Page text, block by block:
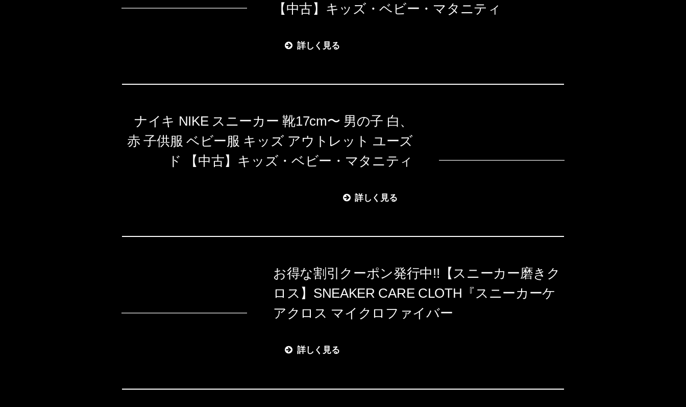
【中古】キッズ・ベビー・マタニティ
詳しく見る
ナイキ NIKE スニーカー 靴17cm〜 男の子 白、
赤 子供服 ベビー服 キッズ アウトレット ユーズ
ド 【中古】キッズ・ベビー・マタニティ
詳しく見る
お得な割引クーポン発行中!!【スニーカー磨きク
ロス】SNEAKER CARE CLOTH『スニーカーケ
アクロス マイクロファイバー
詳しく見る